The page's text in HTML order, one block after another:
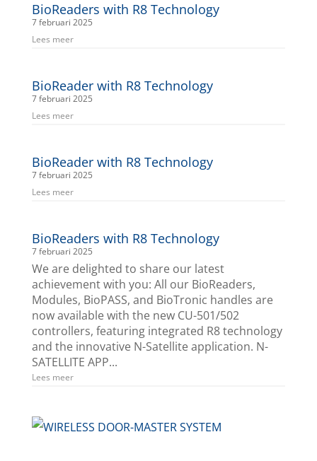
BioReaders with R8 Technology
7 februari 2025
Lees meer
BioReader with R8 Technology
7 februari 2025
Lees meer
BioReader with R8 Technology
7 februari 2025
Lees meer
BioReaders with R8 Technology
7 februari 2025
We are delighted to share our latest
achievement with you: All our BioReaders,
Modules, BioPASS, and BioTronic handles are
now available with the new CU-501/502
controllers, featuring integrated R8 technology
and the innovative N-Satellite application. N-
SATELLITE APP...
Lees meer